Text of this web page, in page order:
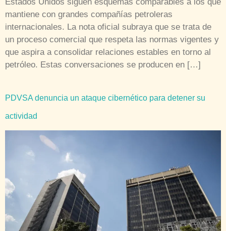
mantiene con grandes compañías petroleras
internacionales. La nota oficial subraya que se trata de
un proceso comercial que respeta las normas vigentes y
que aspira a consolidar relaciones estables en torno al
petróleo. Estas conversaciones se producen en […]
PDVSA denuncia un ataque cibernético para detener su
actividad